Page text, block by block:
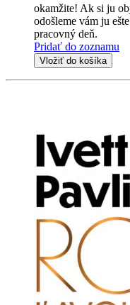
okamžite! Ak si ju
odošleme vám ju
pracovný deň.
Pridať do zoznamu
Vložiť do košíka